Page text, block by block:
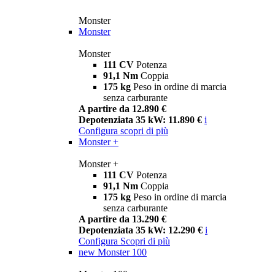
Monster
Monster
Monster
111 CV Potenza
91,1 Nm Coppia
175 kg Peso in ordine di marcia
senza carburante
A partire da 12.890 €
Depotenziata 35 kW: 11.890 € i
Configura scopri di più
Monster +
Monster +
111 CV Potenza
91,1 Nm Coppia
175 kg Peso in ordine di marcia
senza carburante
A partire da 13.290 €
Depotenziata 35 kW: 12.290 € i
Configura Scopri di più
new Monster 100